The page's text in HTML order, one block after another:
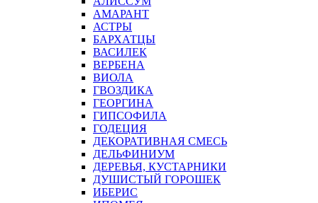
АМАРАНТ
АСТРЫ
БАРХАТЦЫ
ВАСИЛЕК
ВЕРБЕНА
ВИОЛА
ГВОЗДИКА
ГЕОРГИНА
ГИПСОФИЛА
ГОДЕЦИЯ
ДЕКОРАТИВНАЯ СМЕСЬ
ДЕЛЬФИНИУМ
ДЕРЕВЬЯ, КУСТАРНИКИ
ДУШИСТЫЙ ГОРОШЕК
ИБЕРИС